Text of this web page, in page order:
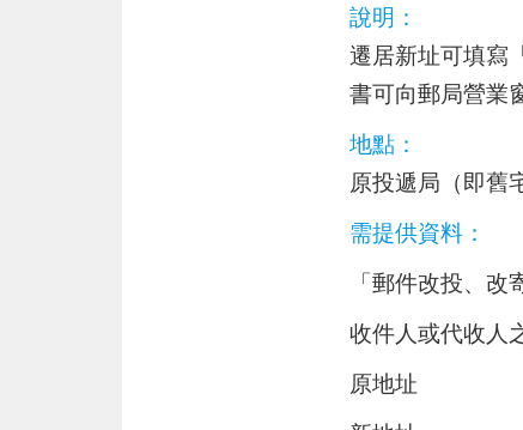
說明：
遷居新址可填寫
書可向郵局營業
地點：
原投遞局（即舊
需提供資料：
「郵件改投、
收件人或代收人
原地址